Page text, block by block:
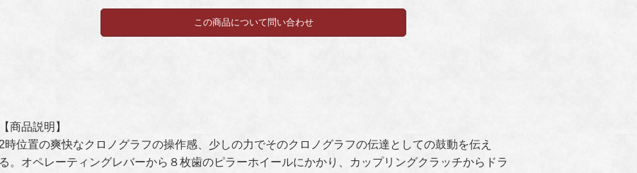
【商品説明】
2時位置の爽快なクロノグラフの操作感、少しの力でそのクロノグラフの伝達としての鼓動を伝え
る。オペレーティングレバーから８枚歯のピラーホイールにかかり、カップリングクラッチからドラ